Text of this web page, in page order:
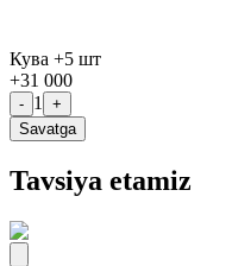
Кува +5 шт
+31 000
- 1
+
Savatga
Tavsiya etamiz